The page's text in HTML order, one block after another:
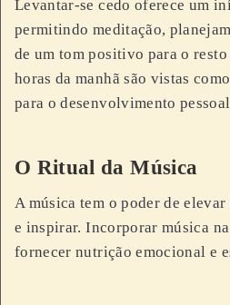
Levantar-se cedo oferece um
permitindo meditação,
de um tom positivo para o
horas da manhã são vistas
para o desenvolvimento
O Ritual da Música
A música tem o poder de
e inspirar. Incorporar música
fornecer nutrição emocional e